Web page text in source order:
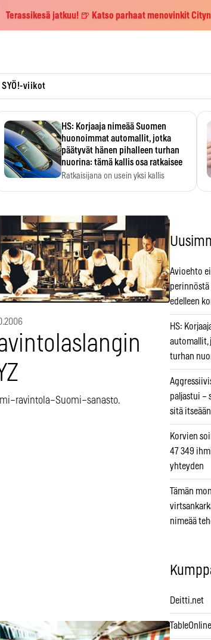
Terassikesä jatkuu! 🍺 Katso parhaat menovinkit
SYÖ!-viikot
HS: Korjaaja nimeää Suomen
huonoimmat automallit, jotka
päätyvät hänen pihalleen turhan
nuorina: tämä kallis osa ratkaisee
Ratkaisijana on usein yksi kallis
Avioehto
edelleen
HS:
automallit,
turhan
paljastui –
sitä
Korvien
47 349
yhteyden
Tämän
nimeää
Deitti.net
TableOnline